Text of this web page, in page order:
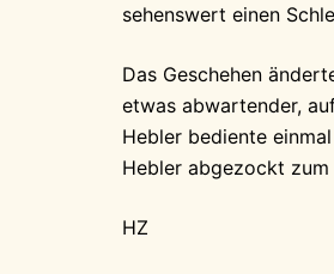
sehenswert einen
Das Geschehen
etwas abwartender,
Hebler bediente
Hebler abgezockt zum
HZ